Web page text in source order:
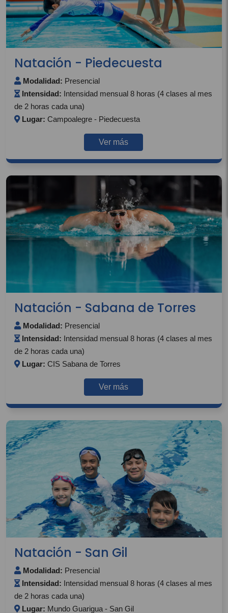
Natación - Piedecuesta
Modalidad: Presencial
Intensidad: Intensidad mensual 8 horas (4 clases al mes
de 2 horas cada una)
Lugar: Campoalegre - Piedecuesta
Ver más
Natación - Sabana de Torres
Modalidad: Presencial
Intensidad: Intensidad mensual 8 horas (4 clases al mes
de 2 horas cada una)
Lugar: CIS Sabana de Torres
Ver más
Natación - San Gil
Modalidad: Presencial
Intensidad: Intensidad mensual 8 horas (4 clases al mes
de 2 horas cada una)
Lugar: Mundo Guarigua - San Gil